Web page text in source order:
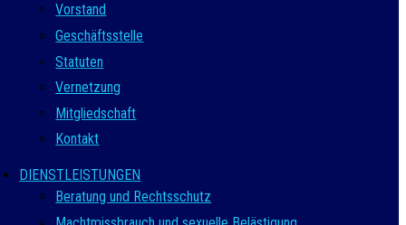
Vorstand
Geschäftsstelle
Statuten
Vernetzung
Mitgliedschaft
Kontakt
DIENSTLEISTUNGEN
Beratung und Rechtsschutz